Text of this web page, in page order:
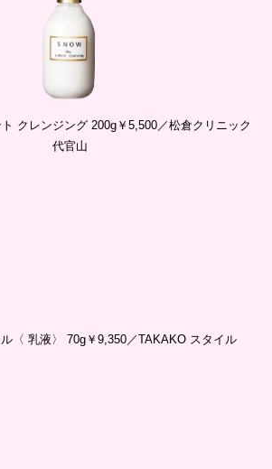
クレンジング 200g￥5,500／松倉クリニック
代官山
〈 乳液〉 70g￥9,350／TAKAKO スタイル